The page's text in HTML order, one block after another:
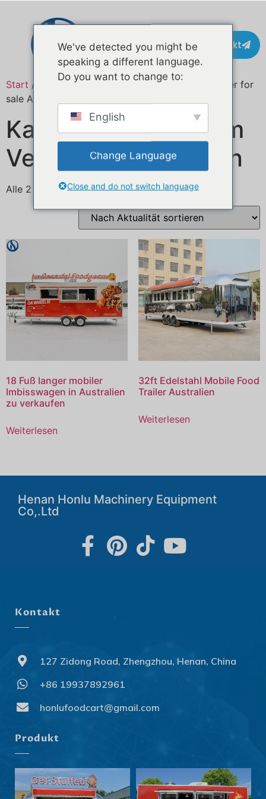
Kontakt
Start / Produkte verschlagwortet mit „coffee trailer for
sale Australia“
Kaffeeanhänger zum
Verkauf in Australien
Alle 2 Ergebnisse werden angezeigt
18 Fuß langer mobiler
Imbisswagen in Australien
zu verkaufen
Weiterlesen
32ft Edelstahl Mobile Food
Trailer Australien
Weiterlesen
Henan Honlu Machinery Equipment
Co,.Ltd
Kontakt
127 Zidong Road, Zhengzhou, Henan, China
+86 19937892961
honlufoodcart@gmail.com
Produkt
We've detected you might be
speaking a different language.
Do you want to change to:
English
Change Language
Close and do not switch language
Български
Slovenčina